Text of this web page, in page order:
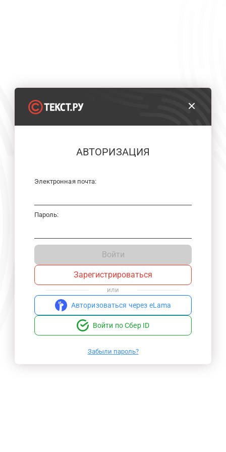
АВТОРИЗАЦИЯ
Электронная почта:
Пароль:
Войти
Зарегистрироваться
или
Авторизоваться через eLama
Войти по Сбер ID
Забыли пароль?